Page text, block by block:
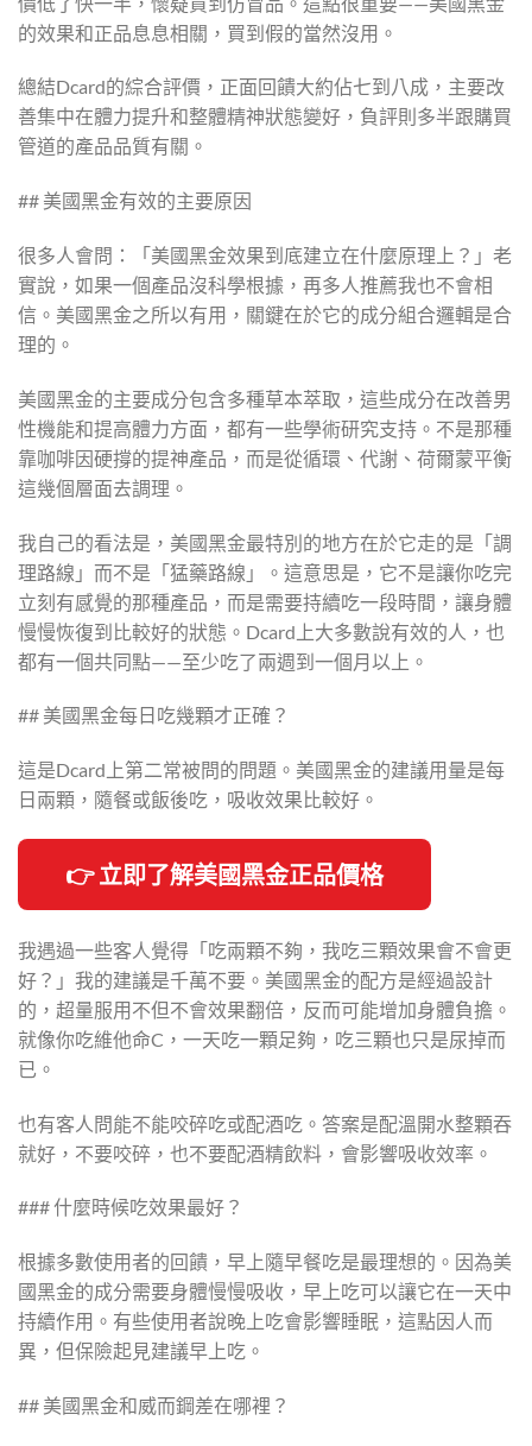
的效果和正品息息相關，買到假的當然沒用。
總結Dcard的綜合評價，正面回饋大約佔七到八成，主要改
善集中在體力提升和整體精神狀態變好，負評則多半跟購買
管道的產品品質有關。
## 美國黑金有效的主要原因
很多人會問：「美國黑金效果到底建立在什麼原理上？」老
實說，如果一個產品沒科學根據，再多人推薦我也不會相
信。美國黑金之所以有用，關鍵在於它的成分組合邏輯是合
理的。
美國黑金的主要成分包含多種草本萃取，這些成分在改善男
性機能和提高體力方面，都有一些學術研究支持。不是那種
靠咖啡因硬撐的提神產品，而是從循環、代謝、荷爾蒙平衡
這幾個層面去調理。
我自己的看法是，美國黑金最特別的地方在於它走的是「調
理路線」而不是「猛藥路線」。這意思是，它不是讓你吃完
立刻有感覺的那種產品，而是需要持續吃一段時間，讓身體
慢慢恢復到比較好的狀態。Dcard上大多數說有效的人，也
都有一個共同點——至少吃了兩週到一個月以上。
## 美國黑金每日吃幾顆才正確？
這是Dcard上第二常被問的問題。美國黑金的建議用量是每
日兩顆，隨餐或飯後吃，吸收效果比較好。
👉 立即了解美國黑金正品價格
我遇過一些客人覺得「吃兩顆不夠，我吃三顆效果會不會更
好？」我的建議是千萬不要。美國黑金的配方是經過設計
的，超量服用不但不會效果翻倍，反而可能增加身體負擔。
就像你吃維他命C，一天吃一顆足夠，吃三顆也只是尿掉而
已。
也有客人問能不能咬碎吃或配酒吃。答案是配溫開水整顆吞
就好，不要咬碎，也不要配酒精飲料，會影響吸收效率。
### 什麼時候吃效果最好？
根據多數使用者的回饋，早上隨早餐吃是最理想的。因為美
國黑金的成分需要身體慢慢吸收，早上吃可以讓它在一天中
持續作用。有些使用者說晚上吃會影響睡眠，這點因人而
異，但保險起見建議早上吃。
## 美國黑金和威而鋼差在哪裡？